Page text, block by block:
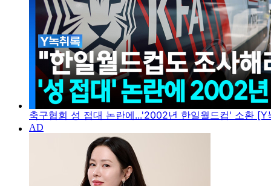
축구협회 성 접대 논란에...'2002년 한일월드컵' 소환 [Y